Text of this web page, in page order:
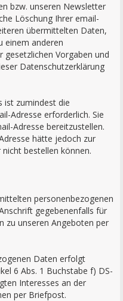
bzw. unseren Newsletter
Löschung Ihrer email-
übermittelten Daten,
einem anderen
gesetzlichen Vorgaben und
Datenschutzerklärung
ist zumindest die
Adresse erforderlich. Sie
Adresse bereitzustellen.
hätte jedoch zur
bestellen können.
personenbezogenen
gegebenenfalls für
zu unseren Angeboten per
Daten erfolgt
6 Abs. 1 Buchstabe f) DS-
Interesses an der
per Briefpost.